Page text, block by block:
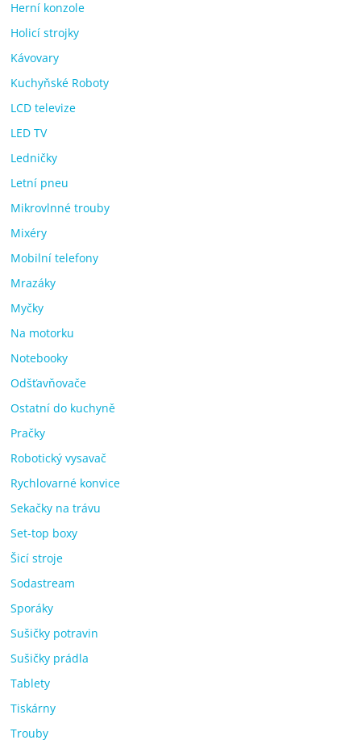
Herní konzole
Holicí strojky
Kávovary
Kuchyňské Roboty
LCD televize
LED TV
Ledničky
Letní pneu
Mikrovlnné trouby
Mixéry
Mobilní telefony
Mrazáky
Myčky
Na motorku
Notebooky
Odšťavňovače
Ostatní do kuchyně
Pračky
Robotický vysavač
Rychlovarné konvice
Sekačky na trávu
Set-top boxy
Šicí stroje
Sodastream
Sporáky
Sušičky potravin
Sušičky prádla
Tablety
Tiskárny
Trouby